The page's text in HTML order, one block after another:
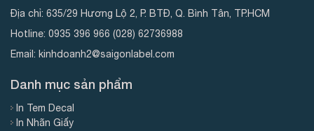
Địa chỉ: 635/29 Hương Lộ 2, P. BTĐ, Q. Bình Tân, TP.HCM
Hotline: 0935 396 966 (028) 62736988
Email: kinhdoanh2@saigonlabel.com
Danh mục sản phẩm
In Tem Decal
In Nhãn Giấy